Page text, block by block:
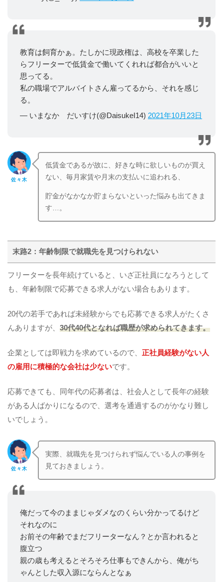
教育は飼育かぁ。たしかに現政権は、高校を卒業した
らフリーターで低賃金で働いてくれれば都合がいいと
思ってる。
私の職場でアルバイトさん雇ってるから、それを感じ
る。
— いまなか だいすけ(@DaisukeI14) 2021年10月23日
佐々木
低賃金であるが故に、好きな時に欲しいものが買え
ない、毎月家賃や月末の支払いに追われる、
貯金がなかなか貯まらないといった悩みも出てきま
す…。
末路2：年齢制限で就職先を見つけられない
フリーターを長年続けていると、いざ正社員になろうとして
も、年齢制限で応募できる求人がない場合もあります。
20代の若手であれば未経験からでも応募できる求人がたくさ
んありますが、 30代40代となれば職歴が求められてきます。
企業としては即戦力を求めているので、 正社員経験がない人
の雇用に積極的な会社は少ないです。
応募できても、同年代の応募者は、社会人として長年の経験
がある人ばかりになるので、選考を通過するのがかなり難し
いでしょう。
佐々木
実際、就職先を見つけられず悩んでいる人の事例を
見ておきましょう。
俺だって今のままじゃダメなのくらい分かってるけど
それなのに
お前その年齢でまだフリーターなん？とか言われると
腹立つ
親の歳も考えるとそろそろ仕事もできんから、俺がち
ゃんとした収入源にならんとなぁ